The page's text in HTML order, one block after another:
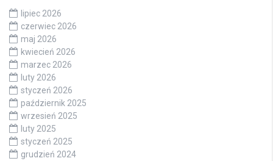
lipiec 2026
czerwiec 2026
maj 2026
kwiecień 2026
marzec 2026
luty 2026
styczeń 2026
październik 2025
wrzesień 2025
luty 2025
styczeń 2025
grudzień 2024